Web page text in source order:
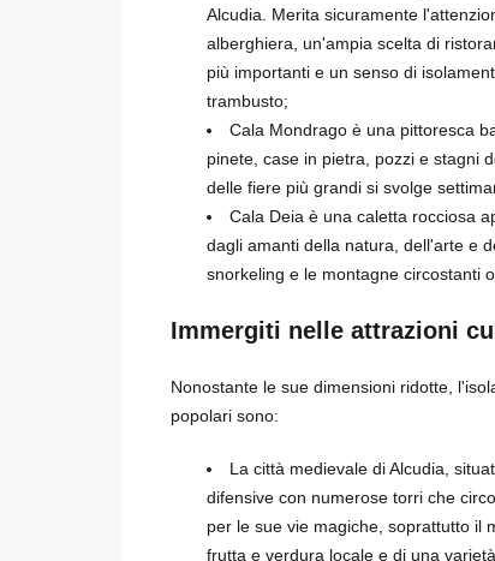
Alcudia. Merita sicuramente
alberghiera, un'ampia scelta di
più importanti e un senso di
trambusto;
Cala Mondrago è una pittoresca
pinete, case in pietra, pozzi e stagni
delle fiere più grandi si svolge
Cala Deia è una caletta rocciosa
dagli amanti della natura, dell'arte e
snorkeling e le montagne circostanti
Immergiti nelle attrazioni
Nonostante le sue dimensioni ridotte,
popolari sono:
La città medievale di Alcudia,
difensive con numerose torri che
per le sue vie magiche, soprattutto il
frutta e verdura locale e di una